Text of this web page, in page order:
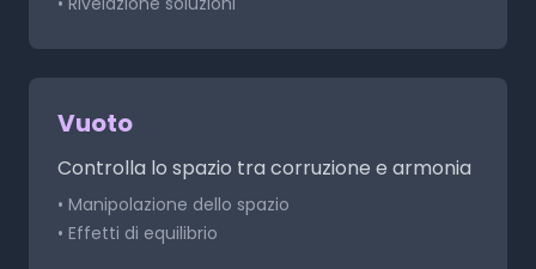
Vuoto
Controlla lo spazio tra corruzione e armonia
• Manipolazione dello spazio
• Effetti di equilibrio